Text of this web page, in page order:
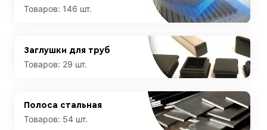
Товаров: 146 шт.
Заглушки для труб
Товаров: 29 шт.
Полоса стальная
Товаров: 54 шт.